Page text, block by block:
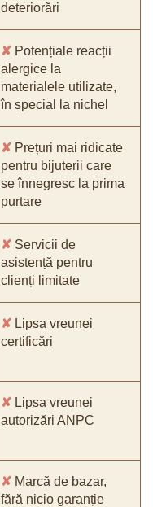
deteriorări
✘ Potențiale reacții
alergice la
materialele utilizate,
în special la nichel
✘ Prețuri mai ridicate
pentru bijuterii care
se înnegresc la prima
purtare
✘ Servicii de
asistență pentru
clienți limitate
✘ Lipsa vreunei
certificări
✘ Lipsa vreunei
autorizări ANPC
✘ Marcă de bazar,
fără nicio garanție